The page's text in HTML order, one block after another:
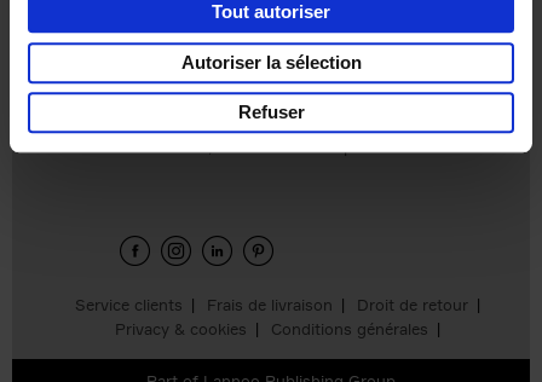
Tout autoriser
Autoriser la sélection
Refuser
Ajouter au panier
Service clients Frais de livraison
Droit de retour
Privacy & cookies
Conditions générales
Envie de bonnes idées de lecture, de